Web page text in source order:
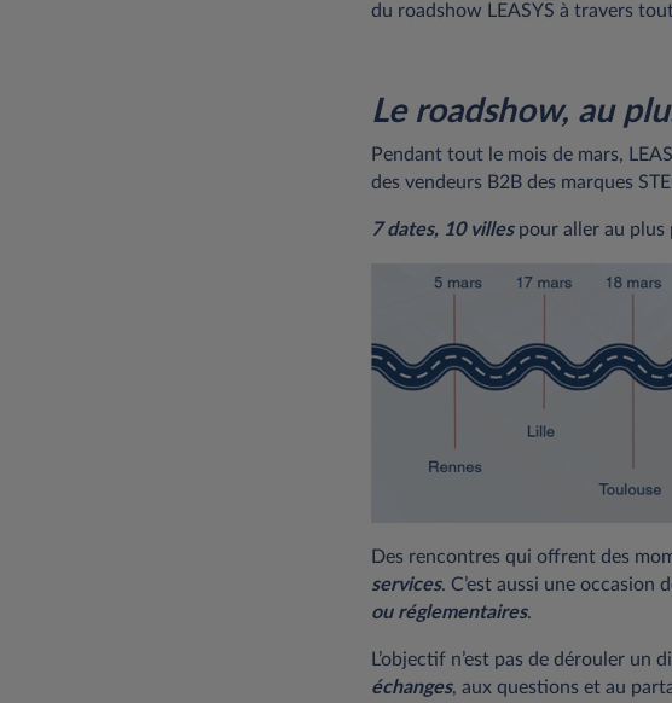
du roadshow LEASYS à travers
Le roadshow, au
Pendant tout le mois de mars,
des vendeurs B2B des marques
7 dates, 10 villespour aller au plus
Des rencontres qui offrent des
services. C’est aussi une occasion
ou réglementaires.
L’objectif n’est pas de dérouler un
échanges, aux questions et au